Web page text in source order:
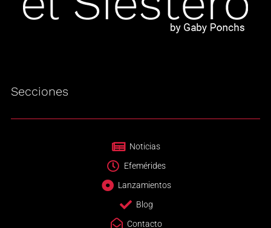
Secciones
Noticias
Efemérides
Lanzamientos
Blog
Contacto